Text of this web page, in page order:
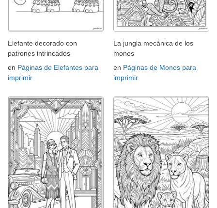
Elefante decorado con
patrones intrincados
en Páginas de Elefantes para
imprimir
La jungla mecánica de los
monos
en Páginas de Monos para
imprimir